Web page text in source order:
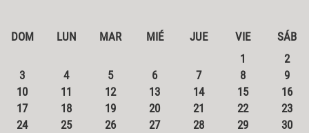
DOM LUN MAR MIÉ JUE VIE
SÁB
1
2
3
4 5 6 7 8
9
10
11 12 13 14 15
16
17
18 19 20 21 22
23
24
25 26 27 28 29
30